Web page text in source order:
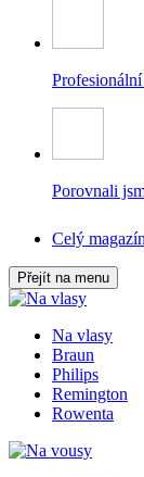
Porovnali
Celý magazín
Přejít na menu
Na vlasy
Braun
Philips
Remington
Rowenta